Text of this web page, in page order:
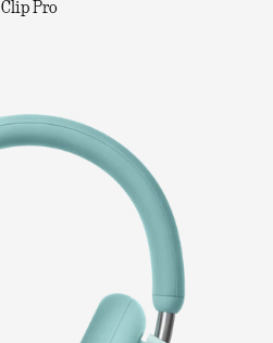
Clip Pro